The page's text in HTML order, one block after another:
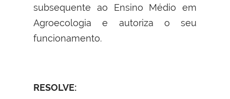
subsequente ao Ensino Médio em
Agroecologia e autoriza o seu
funcionamento.
RESOLVE: